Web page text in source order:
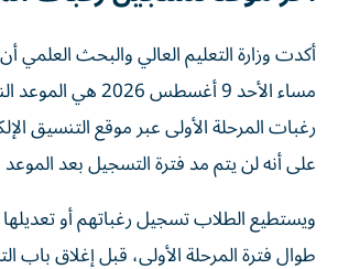
أكدت وزارة التعليم العالي والبحث العلمي أن
مساء الأحد 9 أغسطس
رغبات المرحلة الأولى عبر موقع التنسيق
على أنه لن يتم مد فترة التسجيل بعد
ويستطيع الطلاب تسجيل رغباتهم أو تعديلها
طوال فترة المرحلة الأولى، قبل إغلاق باب